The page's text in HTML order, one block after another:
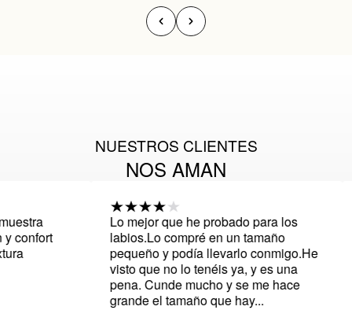
NUESTROS CLIENTES
NOS AMAN
Lo mejor que he probado para los
labios.Lo compré en un tamaño
pequeño y podía llevarlo conmigo.He
visto que no lo tenéis ya, y es una
pena. Cunde mucho y se me hace
grande el tamaño que hay...